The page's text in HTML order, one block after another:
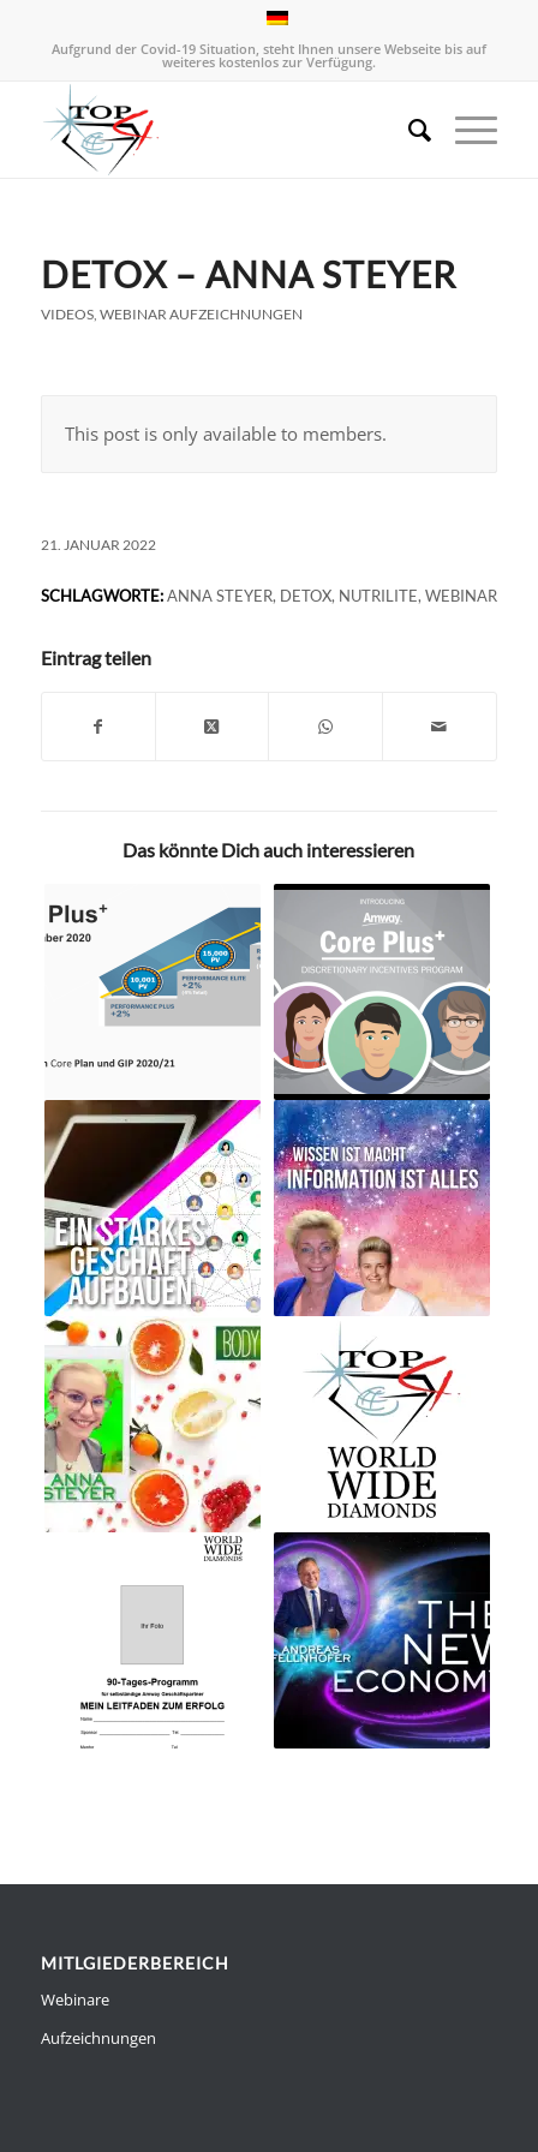
Aufgrund der Covid-19 Situation, steht Ihnen unsere Webseite bis auf
weiteres kostenlos zur Verfügung.
DETOX – ANNA STEYER
VIDEOS, WEBINAR AUFZEICHNUNGEN
This post is only available to members.
21. JANUAR 2022
SCHLAGWORTE: ANNA STEYER, DETOX, NUTRILITE, WEBINAR
Eintrag teilen
Das könnte Dich auch interessieren
MITLGIEDERBEREICH
Webinare
Aufzeichnungen